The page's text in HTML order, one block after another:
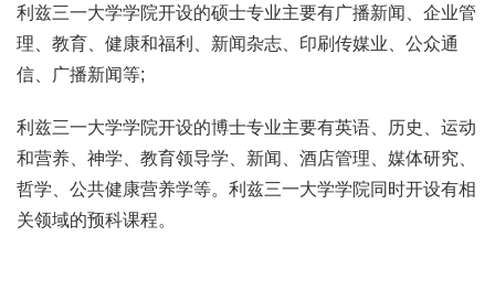
利兹三一大学学院开设的硕士专业主要有广播新闻、企业管
理、教育、健康和福利、新闻杂志、印刷传媒业、公众通
信、广播新闻等;
利兹三一大学学院开设的博士专业主要有英语、历史、运动
和营养、神学、教育领导学、新闻、酒店管理、媒体研究、
哲学、公共健康营养学等。利兹三一大学学院同时开设有相
关领域的预科课程。